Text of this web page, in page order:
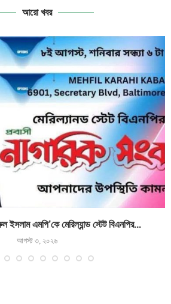
আরো খবর
ইসলাম এমপি’কে মেরিল্যান্ড স্টেট বিএনপির...
আগস্ট ৩, ২০২৬